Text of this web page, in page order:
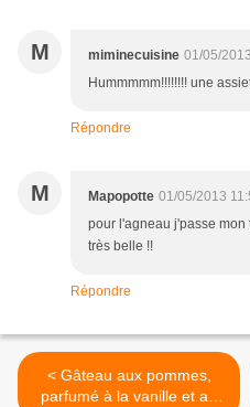
M miminecuisine 01/05/
Hummmmm!!!!!!!! une
Répondre
M Mapopotte 01/05/2013
pour l'agneau j'passe mon
très belle !!
Répondre
< Gâteau aux pommes,
parfumé à la vanille et au